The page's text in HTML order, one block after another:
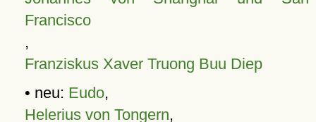
Francisco
,
Franziskus Xaver Truong Buu Diep
• neu: Eudo,
Helerius von Tongern,